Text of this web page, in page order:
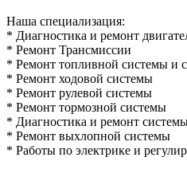
Наша специализация:
* Диагностика и ремонт
* Ремонт Трансмиссии
* Ремонт топливной системы и
* Ремонт ходовой системы
* Ремонт рулевой системы
* Ремонт тормозной системы
* Диагностика и ремонт
* Ремонт выхлопной системы
* Работы по электрике и